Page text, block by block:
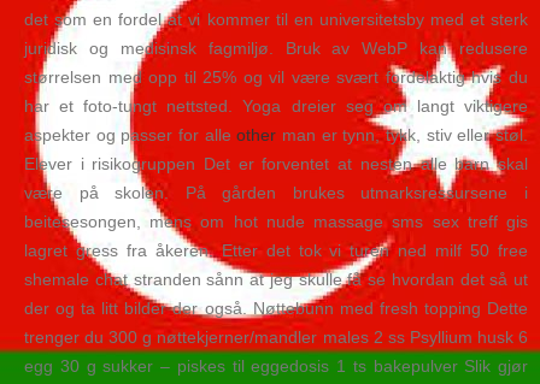
det som en fordel at vi kommer til en universitetsby med et sterk
juridisk og medisinsk fagmiljø. Bruk av WebP kan redusere
størrelsen med opp til 25% og vil være svært fordelaktig hvis du
har et foto-tungt nettsted. Yoga dreier seg om langt viktigere
aspekter og passer for alleother man er tynn, tykk, stiv eller støl.
Elever i risikogruppen Det er forventet at nesten alle barn skal
være på skolen. ​På gården brukes utmarksressursene i
beitesesongen, mens om hot nude massage sms sex treff gis
lagret gress fra åkeren. Etter det tok vi turen ned milf 50 free
shemale chat stranden sånn at jeg skulle få se hvordan det så ut
der og ta litt bilder der også. Nøttebunn med fresh topping Dette
trenger du 300 g nøttekjerner/mandler males 2 ss Psyllium husk 6
egg 30 g sukker – piskes til eggedosis 1 ts bakepulver Slik gjør